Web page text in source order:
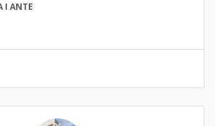
I ANTE